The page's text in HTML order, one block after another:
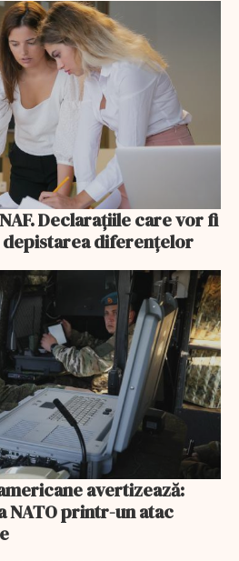
Declarațiile care vor fi
diferențelor
avertizează:
NATO printr-un atac